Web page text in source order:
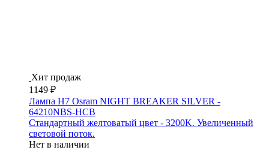
Хит продаж
1149 ₽
Лампа H7 Osram NIGHT BREAKER SILVER -
64210NBS-HCB
Стандартный желтоватый цвет - 3200K. Увеличенный
световой поток.
Нет в наличии